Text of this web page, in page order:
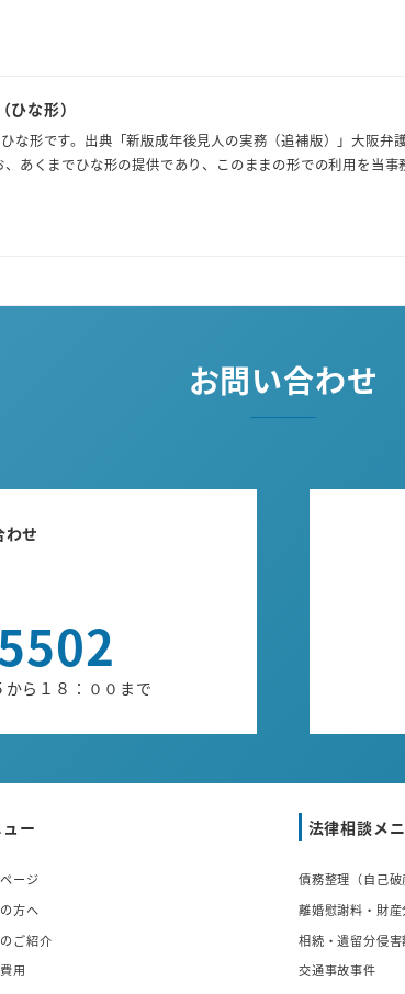
な形）
な形です。出典「新版成年後見人の実務（追補版）」大阪弁
くまでひな形の提供であり、このままの形での利用を当事
お問い合わせ
わせ
ら１８：００まで
ー
ージ
方へ
ご紹介
用
法律相談メ
債務整理（自己破
離婚慰謝料・財
相続・遺留分侵
交通事故事件